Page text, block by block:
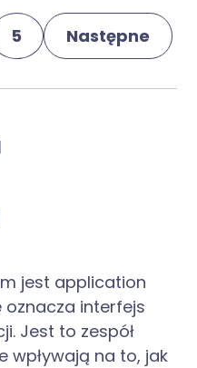
5 Następne
jest application
interfejs
Jest to zespół
wpływają na to, jak